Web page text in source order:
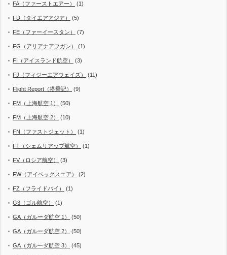
FA（ファーストエアー） (1)
FD（タイエアアジア） (5)
FE（ファーイースタン） (7)
FG（アリアナアフガン） (1)
FI（アイスランド航空） (3)
FJ（フィジーエアウェイズ） (11)
Flight Report（搭乗記） (9)
FM（上海航空 1） (50)
FM（上海航空 2） (10)
FN（ファストジェット） (1)
FT（シェムリアップ航空） (1)
FV（ロシア航空） (3)
FW（アイベックスエア） (2)
FZ（フライドバイ） (1)
G3（ゴル航空） (1)
GA（ガルーダ航空 1） (50)
GA（ガルーダ航空 2） (50)
GA（ガルーダ航空 3） (45)